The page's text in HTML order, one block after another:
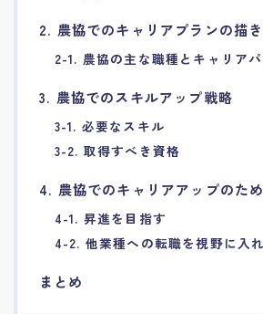
9.年代別の目標設定ポイント
10.エージェント利用時の注意点
12.異業種への転職成功手法
13.キャリアアップする為の戦略
14.エージェント利用者の成功事例集
2. 農協でのキャリアプランの描
2-1. 農協の主な職種とキャリアパ
3. 農協でのスキルアップ戦略
3-1. 必要なスキル
3-2. 取得すべき資格
4. 農協でのキャリアアップのた
4-1. 昇進を目指す
4-2. 他業種への転職を視野に入
まとめ